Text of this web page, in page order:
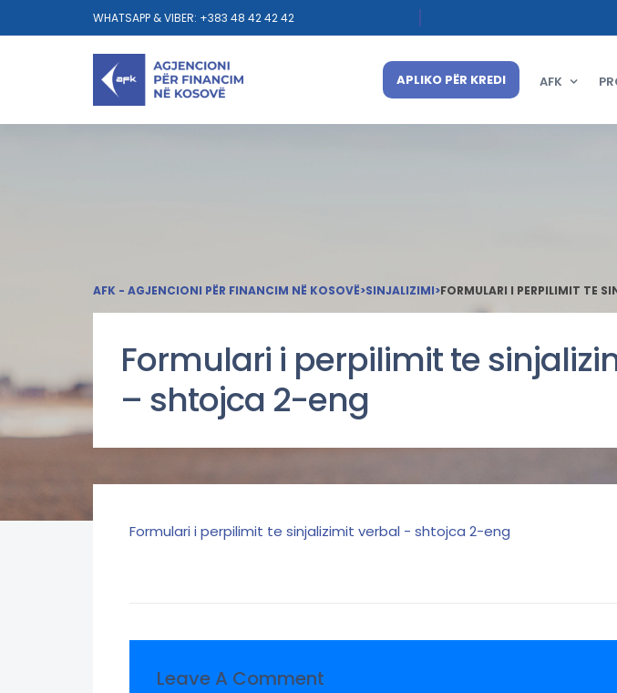
WHATSAPP & VIBER: +383 48 42 42 42
APLIKO PËR KREDI AFK
AFK - AGJENCIONI PËR FINANCIM NË KOSOVË>SINJALIZIMI>FORMULARI I PERPILIMIT TE
Formulari i perpilimit te
– shtojca 2-eng
Formulari i perpilimit te sinjalizimit verbal - shtojca 2-eng
Leave A Comment